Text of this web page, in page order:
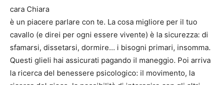
cara Chiara
è un piacere parlare con te. La cosa migliore per il tuo
cavallo (e direi per ogni essere vivente) è la sicurezza: di
sfamarsi, dissetarsi, dormire… i bisogni primari, insomma.
Questi glieli hai assicurati pagando il maneggio. Poi arriva
la ricerca del benessere psicologico: il movimento, la